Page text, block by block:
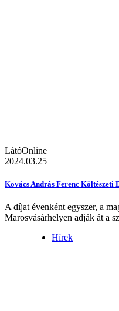
LátóOnline
2024.03.25
Kovács András Ferenc Költészeti
A díjat évenként egyszer, a
Marosvásárhelyen adják át a
Hírek